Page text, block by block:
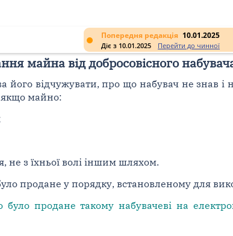
Попередня редакція 10.01.2025
Діє з 10.01.2025 Перейти до чинної